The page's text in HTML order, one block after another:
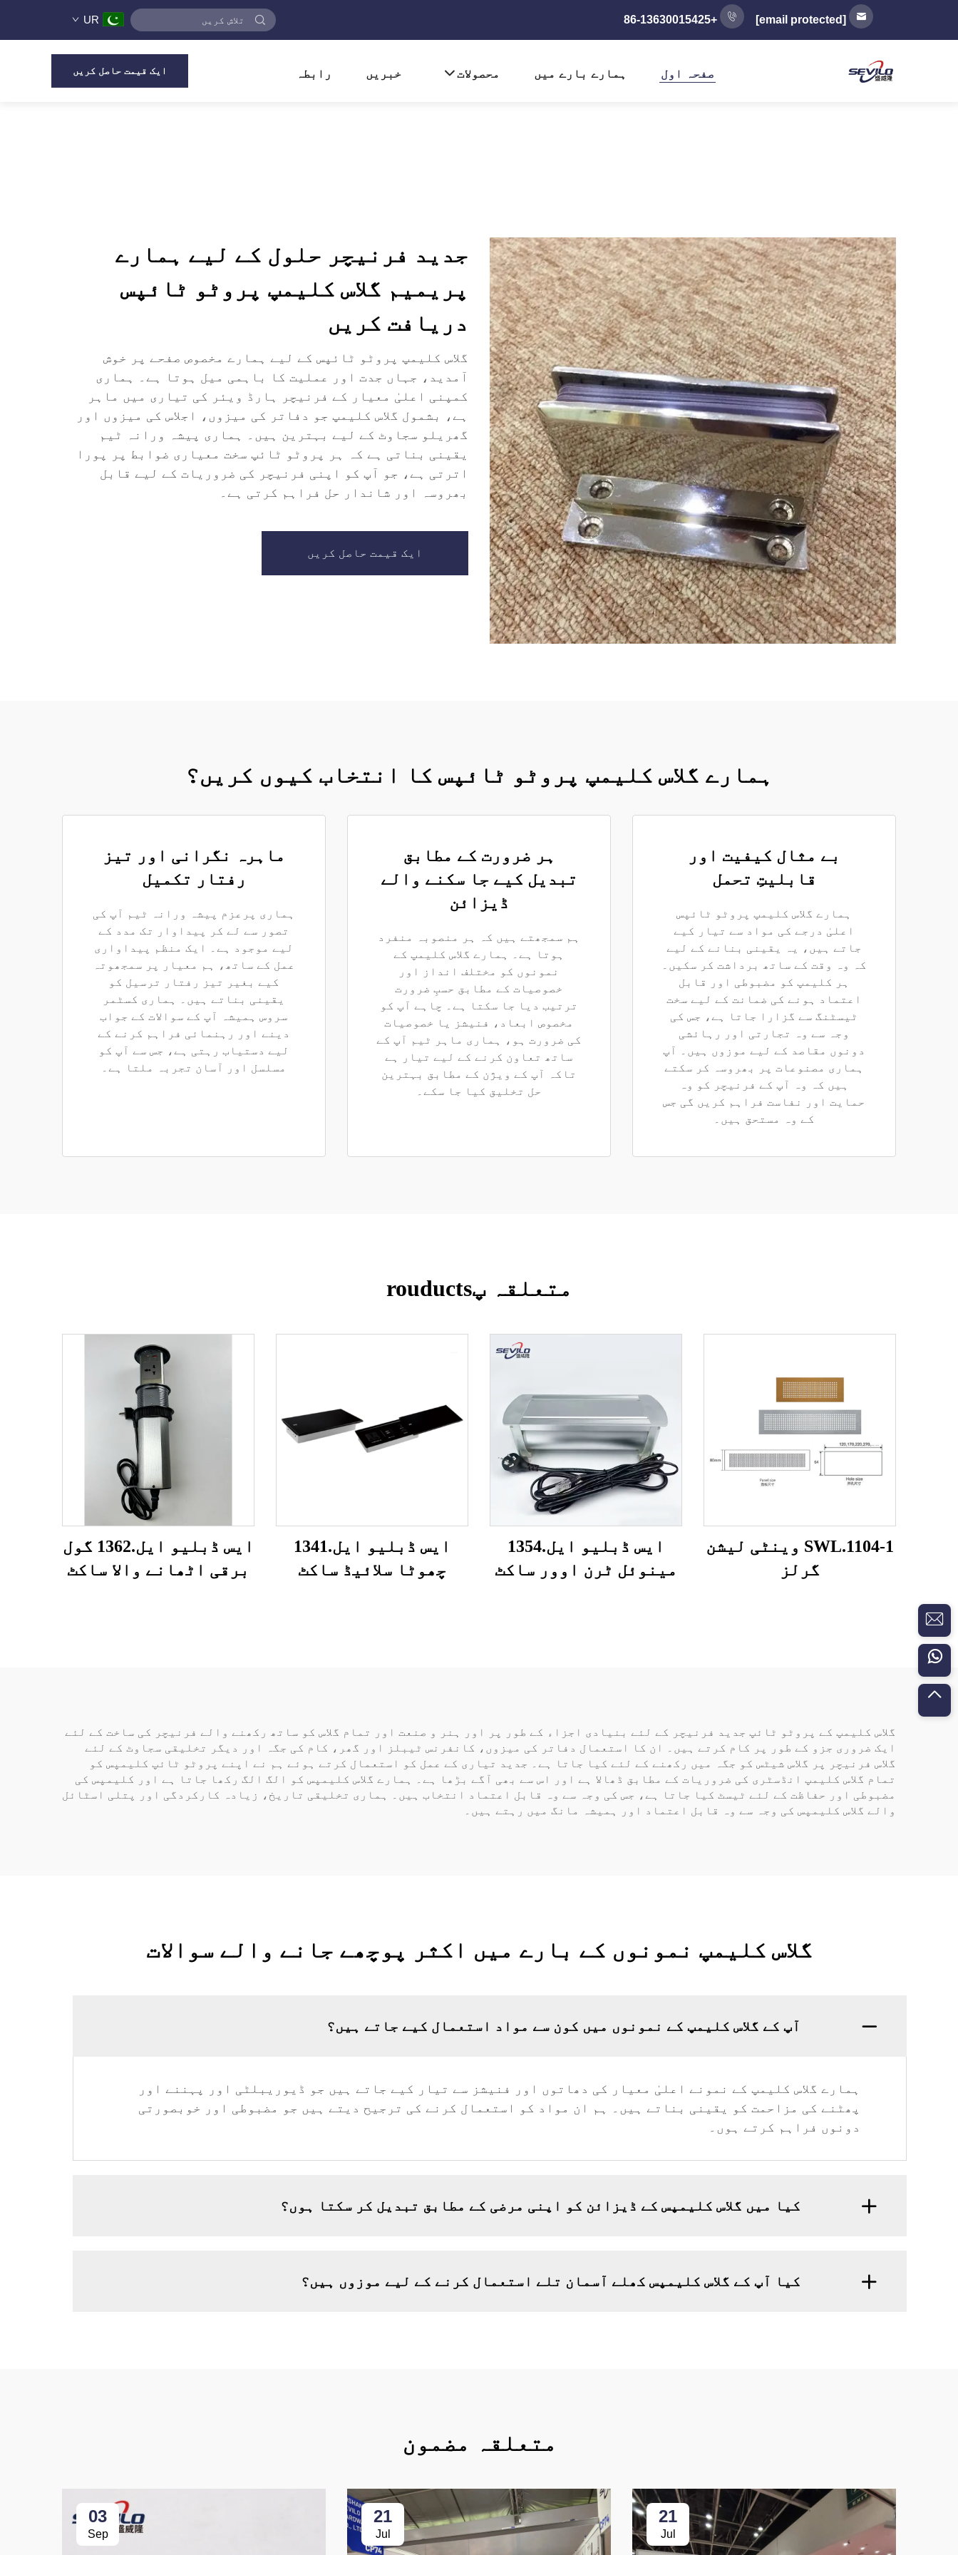
[email protected]
+86-13630015425
UR
صفحہ اول ہمارے بارے میں محصولات خبریں رابطہ ایک قیمت حاصل کریں
جدید فرنیچر حلول کے لیے ہمارے
پریمیم گلاس کلیمپ پروٹو ٹائپس
دریافت کریں
گلاس کلیمپ پروٹو ٹائپس کے لیے ہمارے مخصوص صفحے پر خوش
آمدید، جہاں جدت اور عملیت کا باہمی میل ہوتا ہے۔ ہماری
کمپنی اعلیٰ معیار کے فرنیچر ہارڈ ویئر کی تیاری میں ماہر
ہے، بشمول گلاس کلیمپ جو دفاتر کی میزوں، اجلاس کی میزوں اور
گھریلو سجاوٹ کے لیے بہترین ہیں۔ ہماری پیشہ ورانہ ٹیم
یقینی بناتی ہے کہ ہر پروٹو ٹائپ سخت معیاری ضوابط پر پورا
اترتی ہے، جو آپ کو اپنی فرنیچر کی ضروریات کے لیے قابل
بھروسہ اور شاندار حل فراہم کرتی ہے۔
ایک قیمت حاصل کریں
ہمارے گلاس کلیمپ پروٹو ٹائپس کا انتخاب کیوں کریں؟
بے مثال کیفیت اور
قابلیتِ تحمل
ہمارے گلاس کلیمپ پروٹو ٹائپس
اعلیٰ درجے کی مواد سے تیار کیے
جاتے ہیں، یہ یقینی بنانے کے لیے
کہ وہ وقت کے ساتھ برداشت کر سکیں۔
ہر کلیمپ کو مضبوطی اور قابل
اعتماد ہونے کی ضمانت کے لیے سخت
ٹیسٹنگ سے گزارا جاتا ہے، جس کی
وجہ سے وہ تجارتی اور رہائشی
دونوں مقاصد کے لیے موزوں ہیں۔ آپ
ہماری مصنوعات پر بھروسہ کر سکتے
ہیں کہ وہ آپ کے فرنیچر کو وہ
حمایت اور نفاست فراہم کریں گی جس
کے وہ مستحق ہیں۔
ہر ضرورت کے مطابق
تبدیل کیے جا سکنے والے
ڈیزائن
ہم سمجھتے ہیں کہ ہر منصوبہ منفرد
ہوتا ہے۔ ہمارے گلاس کلیمپ کے
نمونوں کو مختلف انداز اور
خصوصیات کے مطابق حسبِ ضرورت
ترتیب دیا جا سکتا ہے۔ چاہے آپ کو
مخصوص ابعاد، فنیشز یا خصوصیات
کی ضرورت ہو، ہماری ماہر ٹیم آپ کے
ساتھ تعاون کرنے کے لیے تیار ہے
تاکہ آپ کے ویژن کے مطابق بہترین
حل تخلیق کیا جا سکے۔
ماہرہ نگرانی اور تیز
رفتار تکمیل
ہماری پرعزم پیشہ ورانہ ٹیم آپ کی
تصور سے لے کر پیداوار تک مدد کے
لیے موجود ہے۔ ایک منظم پیداواری
عمل کے ساتھ، ہم معیار پر سمجھوتہ
کیے بغیر تیز رفتار ترسیل کو
یقینی بناتے ہیں۔ ہماری کسٹمر
سروس ہمیشہ آپ کے سوالات کے جواب
دینے اور رہنمائی فراہم کرنے کے
لیے دستیاب رہتی ہے، جس سے آپ کو
مسلسل اور آسان تجربہ ملتا ہے۔
متعلقہ پrouducts
SWL.1104-1 وینٹی لیشن
گرلز
ایس ڈبلیو ایل.1354
مینوئل ٹرن اوور ساکٹ
ایس ڈبلیو ایل.1341
چھوٹا سلائیڈ ساکٹ
ایس ڈبلیو ایل.1362 گول
برقی اٹھانے والا ساکٹ
گلاس کلیمپ کے پروٹو ٹائپ جدید فرنیچر کے لئے بنیادی اجزاء کے طور پر اور ہنر و صنعت اور تمام گلاس کو ساتھ رکھنے والے فرنیچر کی ساخت کے لئے
ایک ضروری جزو کے طور پر کام کرتے ہیں۔ ان کا استعمال دفاتر کی میزوں، کانفرنس ٹیبلز اور گھر، کام کی جگہ اور دیگر تخلیقی سجاوٹ کے لئے
گلاس فرنیچر پر گلاس شیٹس کو جگہ میں رکھنے کے لئے کیا جاتا ہے۔ جدید تیاری کے عمل کو استعمال کرتے ہوئے ہم نے اپنے پروٹو ٹائپ کلیمپس کو
تمام گلاس کلیمپ انڈسٹری کی ضروریات کے مطابق ڈھالا ہے اور اس سے بھی آگے بڑھا ہے۔ ہمارے گلاس کلیمپس کو الگ الگ رکھا جاتا ہے اور کلیمپس کی
مضبوطی اور حفاظت کے لئے ٹیسٹ کیا جاتا ہے، جس کی وجہ سے وہ قابل اعتماد انتخاب ہیں۔ ہماری تخلیقی تاریخ، زیادہ کارکردگی اور پتلی اسٹائل
والے گلاس کلیمپس کی وجہ سے وہ قابل اعتماد اور ہمیشہ مانگ میں رہتے ہیں۔
گلاس کلیمپ نمونوں کے بارے میں اکثر پوچھے جانے والے سوالات
آپ کے گلاس کلیمپ کے نمونوں میں کون سے مواد استعمال کیے جاتے ہیں؟
ہمارے گلاس کلیمپ کے نمونے اعلیٰ معیار کی دھاتوں اور فنیشز سے تیار کیے جاتے ہیں جو ڈیوریبلٹی اور پہننے اور
پھٹنے کی مزاحمت کو یقینی بناتے ہیں۔ ہم ان مواد کو استعمال کرنے کی ترجیح دیتے ہیں جو مضبوطی اور خوبصورتی
دونوں فراہم کرتے ہوں۔
کیا میں گلاس کلیمپس کے ڈیزائن کو اپنی مرضی کے مطابق تبدیل کر سکتا ہوں؟
کیا آپ کے گلاس کلیمپس کھلے آسمان تلے استعمال کرنے کے لیے موزوں ہیں؟
متعلقہ مضمون
21
Jul
21
Jul
03
Sep